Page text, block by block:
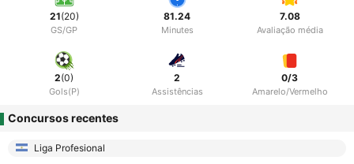
21(20)
GS/GP
81.24
Minutes
7.08
Avaliação média
2(0)
Gols(P)
2
Assistências
0/3
Amarelo/Vermelho
Concursos recentes
Liga Profesional